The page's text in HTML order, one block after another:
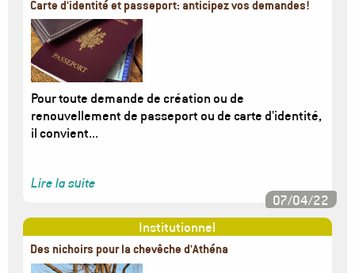
Carte d'identité et passeport: anticipez vos demandes!
Image
Pour toute demande de création ou de
renouvellement de passeport ou de carte d'identité,
il convient...
Lire la suite
07/04/22
Institutionnel
Des nichoirs pour la chevêche d'Athéna
Image